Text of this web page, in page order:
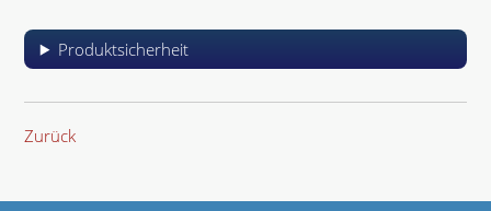
Produktsicherheit
Zurück